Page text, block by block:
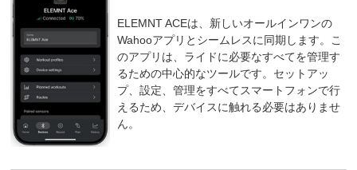
ELEMNT ACEは、新しいオールインワンの
Wahooアプリとシームレスに同期します。こ
のアプリは、ライドに必要なすべてを管理す
るための中心的なツールです。セットアッ
プ、設定、管理をすべてスマートフォンで行
えるため、デバイスに触れる必要はありませ
ん。